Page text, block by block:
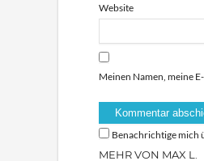
Website
Meinen Namen, meine
Benachrichtige mich
MEHR VON MAX L.